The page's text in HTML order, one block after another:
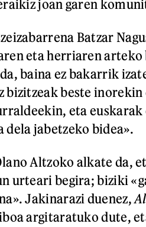
joan garen
Batzar
eta herriaren
baina ez bakarrik
bizitzeak beste
eta
dela jabetzeko bidea».
Altzoko alkate da,
urteari begira; biziki
Jakinarazi duenez,
argitaratuko dute,